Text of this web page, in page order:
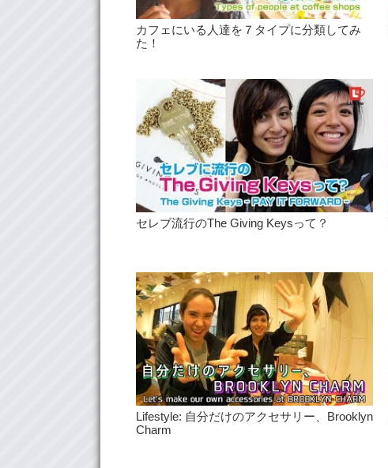
カフェにいる人達を７タイプに分類してみ
た！
セレブ流行のThe Giving Keysって？
Lifestyle: 自分だけのアクセサリー、Brooklyn
Charm